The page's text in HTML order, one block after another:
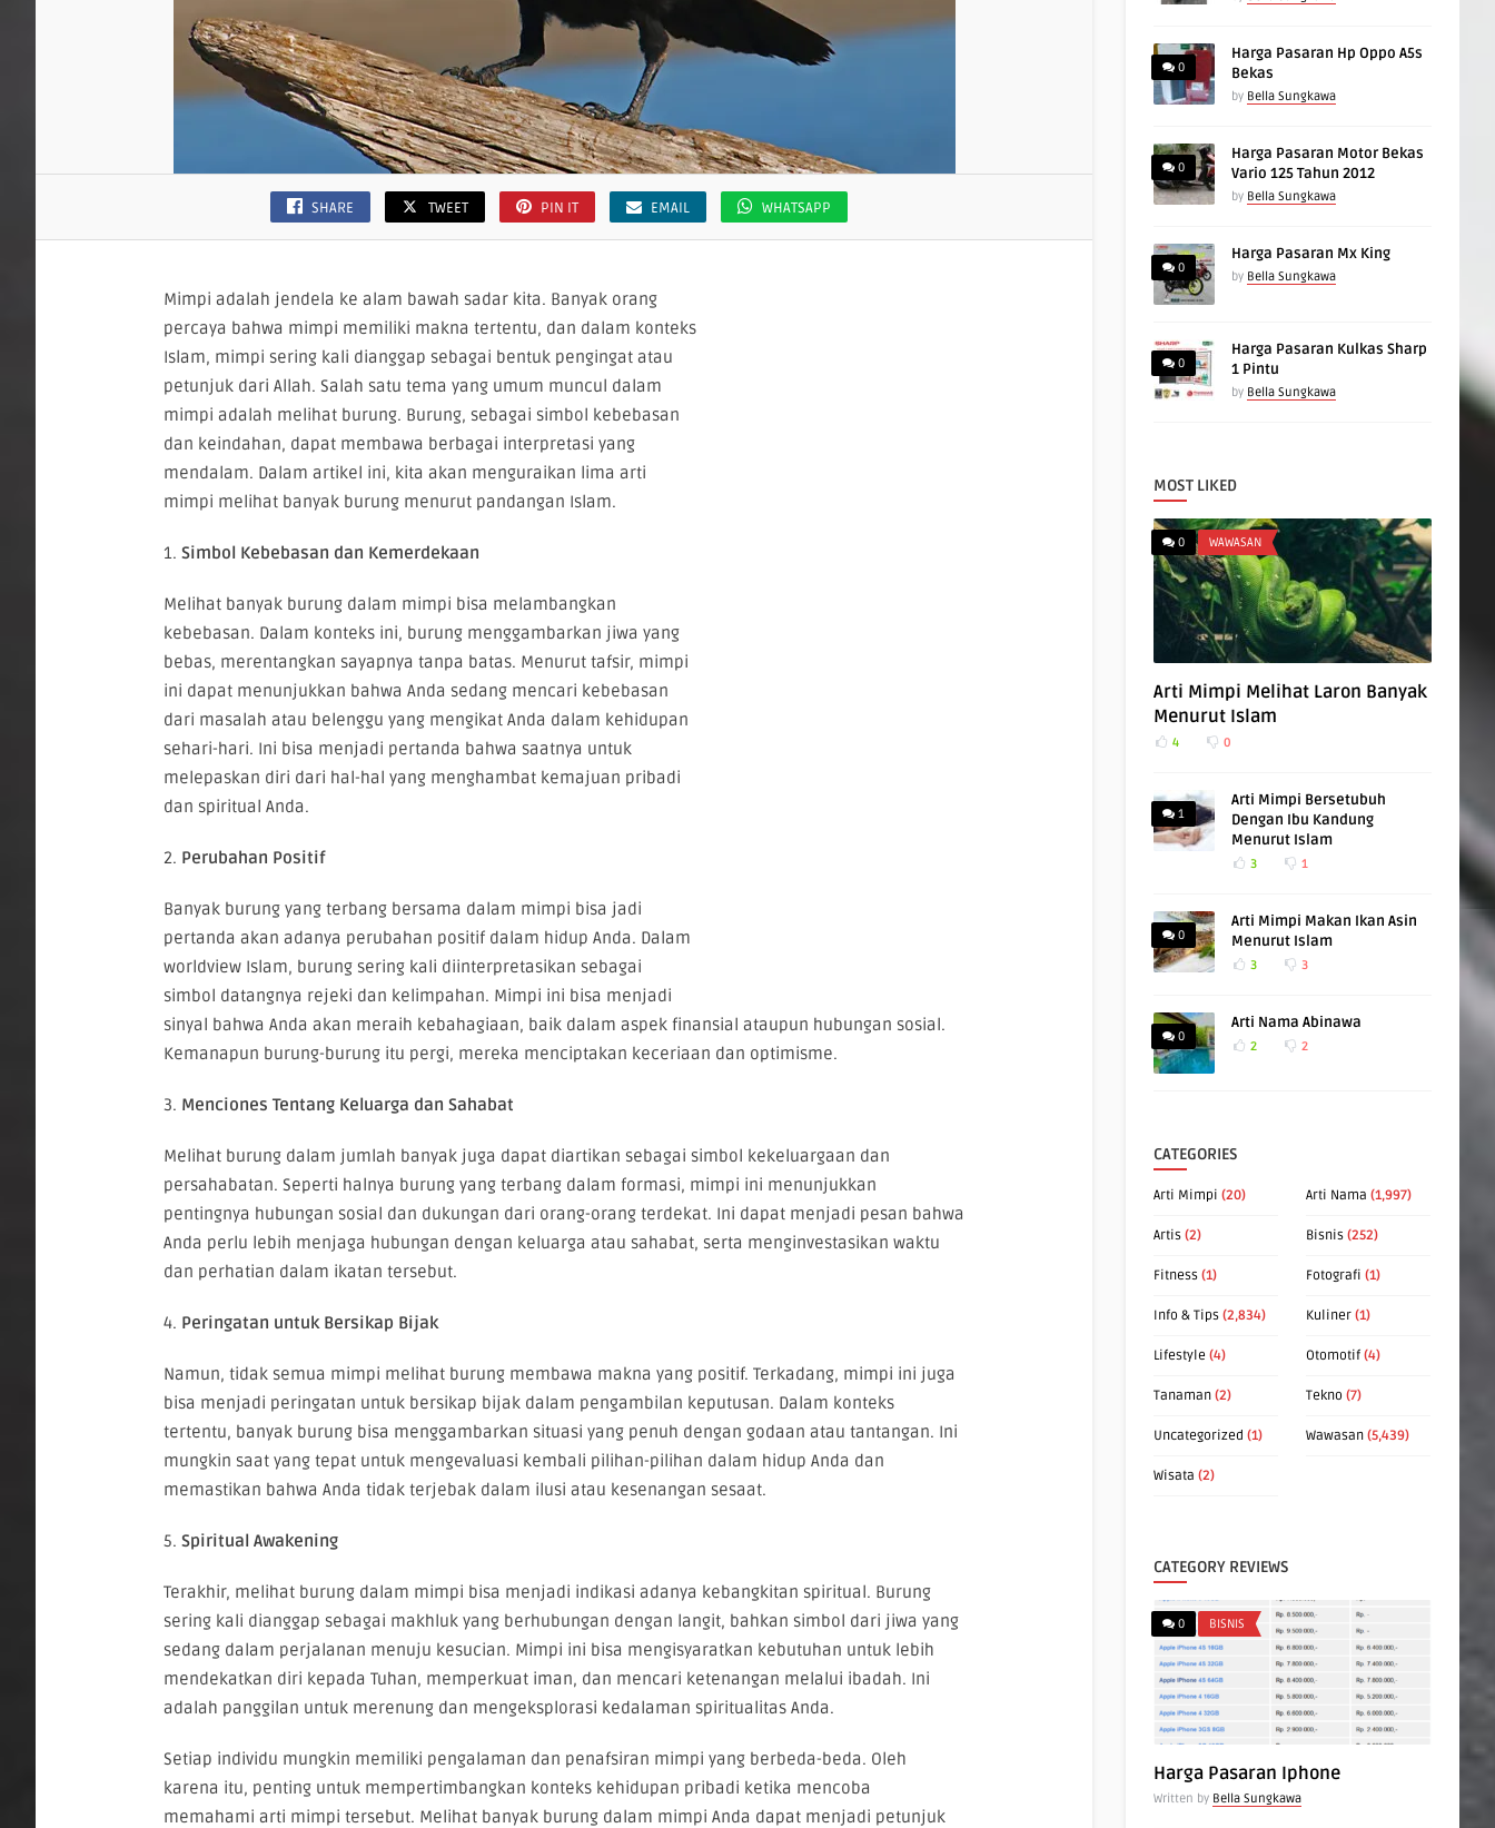
SHARE TWEET PIN IT EMAIL WHATSAPP
Mimpi adalah jendela ke alam bawah sadar kita. Banyak orang
percaya bahwa mimpi memiliki makna tertentu, dan dalam konteks
Islam, mimpi sering kali dianggap sebagai bentuk pengingat atau
petunjuk dari Allah. Salah satu tema yang umum muncul dalam
mimpi adalah melihat burung. Burung, sebagai simbol kebebasan
dan keindahan, dapat membawa berbagai interpretasi yang
mendalam. Dalam artikel ini, kita akan menguraikan lima arti
mimpi melihat banyak burung menurut pandangan Islam.
1. Simbol Kebebasan dan Kemerdekaan
Melihat banyak burung dalam mimpi bisa melambangkan
kebebasan. Dalam konteks ini, burung menggambarkan jiwa yang
bebas, merentangkan sayapnya tanpa batas. Menurut tafsir, mimpi
ini dapat menunjukkan bahwa Anda sedang mencari kebebasan
dari masalah atau belenggu yang mengikat Anda dalam kehidupan
sehari-hari. Ini bisa menjadi pertanda bahwa saatnya untuk
melepaskan diri dari hal-hal yang menghambat kemajuan pribadi
dan spiritual Anda.
2. Perubahan Positif
Banyak burung yang terbang bersama dalam mimpi bisa jadi
pertanda akan adanya perubahan positif dalam hidup Anda. Dalam
worldview Islam, burung sering kali diinterpretasikan sebagai
simbol datangnya rejeki dan kelimpahan. Mimpi ini bisa menjadi
sinyal bahwa Anda akan meraih kebahagiaan, baik dalam aspek finansial ataupun hubungan sosial.
Kemanapun burung-burung itu pergi, mereka menciptakan keceriaan dan optimisme.
3. Menciones Tentang Keluarga dan Sahabat
Melihat burung dalam jumlah banyak juga dapat diartikan sebagai simbol kekeluargaan dan
persahabatan. Seperti halnya burung yang terbang dalam formasi, mimpi ini menunjukkan
pentingnya hubungan sosial dan dukungan dari orang-orang terdekat. Ini dapat menjadi pesan bahwa
Anda perlu lebih menjaga hubungan dengan keluarga atau sahabat, serta menginvestasikan waktu
dan perhatian dalam ikatan tersebut.
4. Peringatan untuk Bersikap Bijak
Namun, tidak semua mimpi melihat burung membawa makna yang positif. Terkadang, mimpi ini juga
bisa menjadi peringatan untuk bersikap bijak dalam pengambilan keputusan. Dalam konteks
tertentu, banyak burung bisa menggambarkan situasi yang penuh dengan godaan atau tantangan. Ini
mungkin saat yang tepat untuk mengevaluasi kembali pilihan-pilihan dalam hidup Anda dan
memastikan bahwa Anda tidak terjebak dalam ilusi atau kesenangan sesaat.
5. Spiritual Awakening
Terakhir, melihat burung dalam mimpi bisa menjadi indikasi adanya kebangkitan spiritual. Burung
sering kali dianggap sebagai makhluk yang berhubungan dengan langit, bahkan simbol dari jiwa yang
sedang dalam perjalanan menuju kesucian. Mimpi ini bisa mengisyaratkan kebutuhan untuk lebih
mendekatkan diri kepada Tuhan, memperkuat iman, dan mencari ketenangan melalui ibadah. Ini
adalah panggilan untuk merenung dan mengeksplorasi kedalaman spiritualitas Anda.
Setiap individu mungkin memiliki pengalaman dan penafsiran mimpi yang berbeda-beda. Oleh
karena itu, penting untuk mempertimbangkan konteks kehidupan pribadi ketika mencoba
memahami arti mimpi tersebut. Melihat banyak burung dalam mimpi Anda dapat menjadi petunjuk
0
Harga Pasaran Hp Oppo A5s
Bekas
by Bella Sungkawa
0
Harga Pasaran Motor Bekas
Vario 125 Tahun 2012
by Bella Sungkawa
0
Harga Pasaran Mx King
by Bella Sungkawa
0
Harga Pasaran Kulkas Sharp
1 Pintu
by Bella Sungkawa
MOST LIKED
0 WAWASAN
Arti Mimpi Melihat Laron Banyak
Menurut Islam
4 0
1
Arti Mimpi Bersetubuh
Dengan Ibu Kandung
Menurut Islam
3 1
0
Arti Mimpi Makan Ikan Asin
Menurut Islam
3 3
0
Arti Nama Abinawa
2 2
CATEGORIES
Arti Mimpi (20) Arti Nama (1,997)
Artis (2) Bisnis (252)
Fitness (1) Fotografi (1)
Info & Tips (2,834) Kuliner (1)
Lifestyle (4) Otomotif (4)
Tanaman (2) Tekno (7)
Uncategorized (1) Wawasan (5,439)
Wisata (2)
CATEGORY REVIEWS
0 BISNIS
Harga Pasaran Iphone
Written by Bella Sungkawa